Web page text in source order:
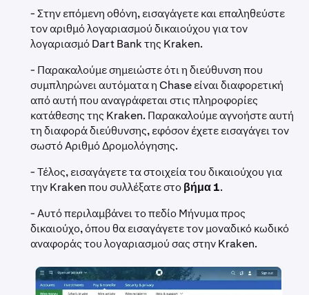
- Στην επόμενη οθόνη, εισαγάγετε και επαληθεύστε
τον αριθμό λογαριασμού δικαιούχου για τον
λογαριασμό Dart Bank της Kraken.
- Παρακαλούμε σημειώστε ότι η διεύθυνση που
συμπληρώνει αυτόματα η Chase είναι διαφορετική
από αυτή που αναγράφεται στις πληροφορίες
κατάθεσης της Kraken. Παρακαλούμε αγνοήστε αυτή
τη διαφορά διεύθυνσης, εφόσον έχετε εισαγάγει τον
σωστό Αριθμό Δρομολόγησης.
- Τέλος, εισαγάγετε τα στοιχεία του δικαιούχου για
την Kraken που συλλέξατε στοβήμα 1.
- Αυτό περιλαμβάνει το πεδίο Μήνυμα προς
δικαιούχο, όπου θα εισαγάγετε τον μοναδικό κωδικό
αναφοράς του λογαριασμού σας στην Kraken.